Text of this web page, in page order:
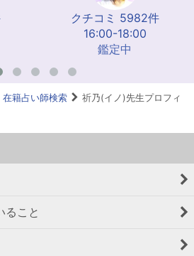
クチコミ 5982件
16:00-18:00
鑑定中
在籍占い師検索
祈乃(イノ)先生プロフィ
ること